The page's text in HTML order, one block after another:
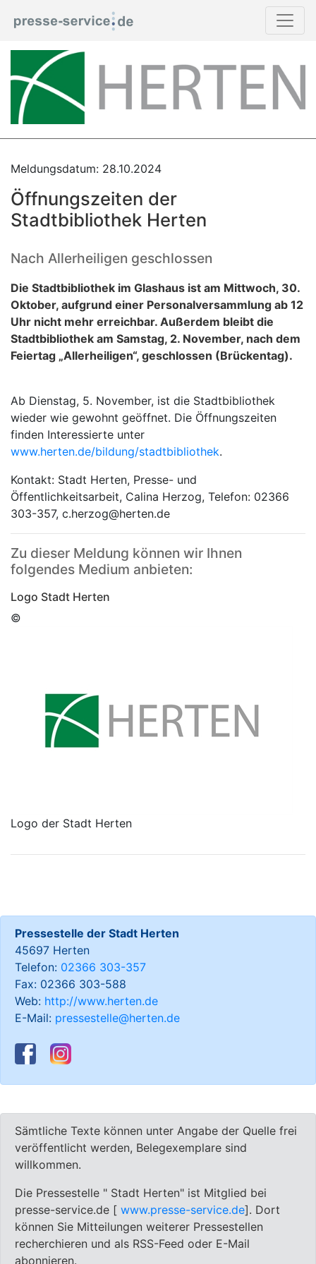
Meldungsdatum: 28.10.2024
Öffnungszeiten der
Stadtbibliothek Herten
Nach Allerheiligen geschlossen
Die Stadtbibliothek im Glashaus ist am Mittwoch, 30.
Oktober, aufgrund einer Personalversammlung ab 12
Uhr nicht mehr erreichbar. Außerdem bleibt die
Stadtbibliothek am Samstag, 2. November, nach dem
Feiertag „Allerheiligen“, geschlossen (Brückentag).
Ab Dienstag, 5. November, ist die Stadtbibliothek
wieder wie gewohnt geöffnet. Die Öffnungszeiten
finden Interessierte unter
www.herten.de/bildung/stadtbibliothek.
Kontakt: Stadt Herten, Presse- und
Öffentlichkeitsarbeit, Calina Herzog, Telefon: 02366
303-357, c.herzog@herten.de
Zu dieser Meldung können wir Ihnen
folgendes Medium anbieten:
Logo Stadt Herten
©
Logo der Stadt Herten
Pressestelle der Stadt Herten
45697 Herten
Telefon: 02366 303-357
Fax: 02366 303-588
Web: http://www.herten.de
E-Mail: pressestelle@herten.de
Sämtliche Texte können unter Angabe der Quelle frei
veröffentlicht werden, Belegexemplare sind
willkommen.
Die Pressestelle " Stadt Herten" ist Mitglied bei
presse-service.de [ www.presse-service.de]. Dort
können Sie Mitteilungen weiterer Pressestellen
recherchieren und als RSS-Feed oder E-Mail
abonnieren.